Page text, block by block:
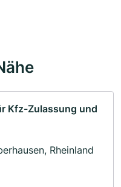
Kfz-Zulassung und
Rheinland